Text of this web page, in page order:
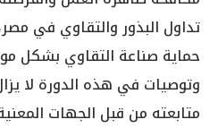
تداول البذور والتقاوي في
حماية صناعة التقاوي بشكل
وتوصيات في هذه الدورة لا
متابعته من قبل الجهات